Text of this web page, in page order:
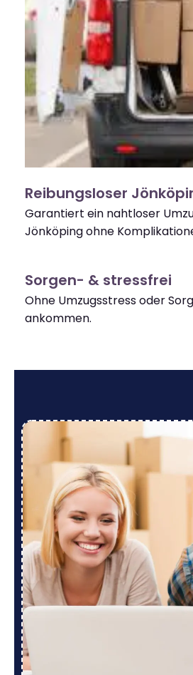
Reibungsloser
Garantiert ein nahtloser
Jönköping ohne
Sorgen- & stressfrei
Ohne Umzugsstress oder
ankommen.